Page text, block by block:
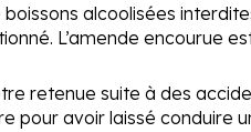
alcoolisées
L’amende encourue
retenue suite à des
avoir laissé conduire